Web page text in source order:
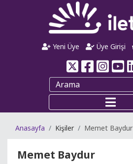
Yeni Üye Üye Girişi
Anasayfa Kişiler Memet Baydur
Memet Baydur